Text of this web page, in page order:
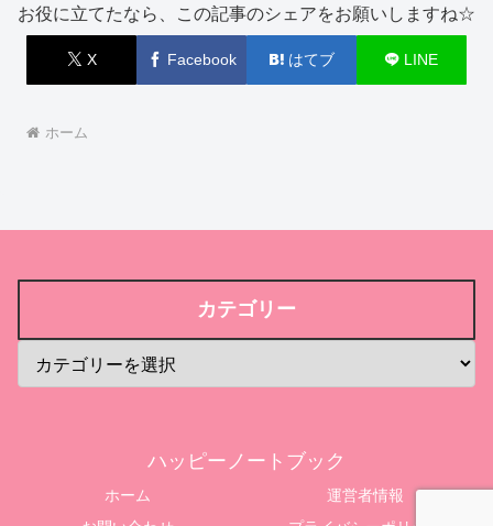
お役に立てたなら、この記事のシェアをお願いしますね☆
X Facebook はてブ LINE
ホーム
カテゴリー
ハッピーノートブック
ホーム
運営者情報